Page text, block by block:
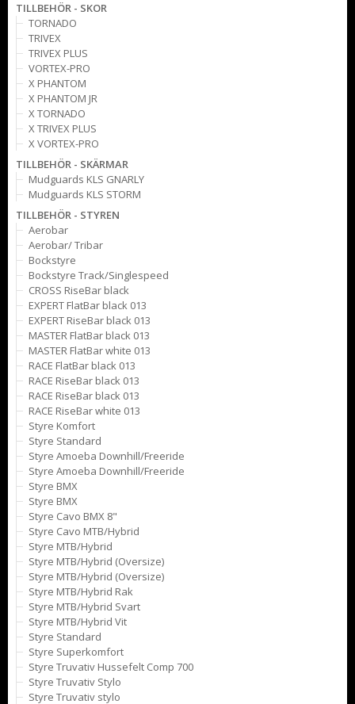
TILLBEHÖR - SKOR
TORNADO
TRIVEX
TRIVEX PLUS
VORTEX-PRO
X PHANTOM
X PHANTOM JR
X TORNADO
X TRIVEX PLUS
X VORTEX-PRO
TILLBEHÖR - SKÄRMAR
Mudguards KLS GNARLY
Mudguards KLS STORM
TILLBEHÖR - STYREN
Aerobar
Aerobar/ Tribar
Bockstyre
Bockstyre Track/Singlespeed
CROSS RiseBar black
EXPERT FlatBar black 013
EXPERT RiseBar black 013
MASTER FlatBar black 013
MASTER FlatBar white 013
RACE FlatBar black 013
RACE RiseBar black 013
RACE RiseBar black 013
RACE RiseBar white 013
Styre Komfort
Styre Standard
Styre Amoeba Downhill/Freeride
Styre Amoeba Downhill/Freeride
Styre BMX
Styre BMX
Styre Cavo BMX 8"
Styre Cavo MTB/Hybrid
Styre MTB/Hybrid
Styre MTB/Hybrid (Oversize)
Styre MTB/Hybrid (Oversize)
Styre MTB/Hybrid Rak
Styre MTB/Hybrid Svart
Styre MTB/Hybrid Vit
Styre Standard
Styre Superkomfort
Styre Truvativ Hussefelt Comp 700
Styre Truvativ Stylo
Styre Truvativ stylo